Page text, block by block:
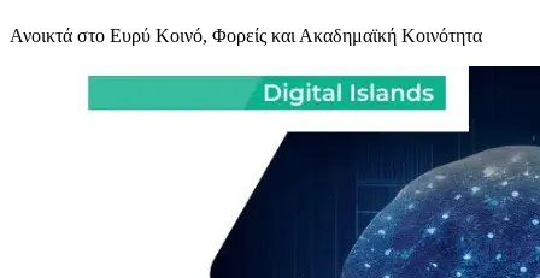
Ανοικτά στο Ευρύ Κοινό, Φορείς και Ακαδημαϊκή Κοινότητα